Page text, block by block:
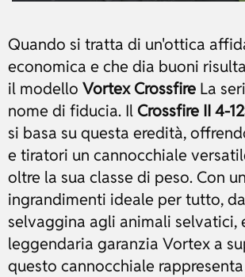
Quando si tratta di un'ottica
economica e che dia buoni
il modello Vortex Crossfire La
nome di fiducia. Il Crossfire II 4-
si basa su questa eredità,
e tiratori un cannocchiale
oltre la sua classe di peso. Con
ingrandimenti ideale per tutto,
selvaggina agli animali selvatici,
leggendaria garanzia Vortex a
questo cannocchiale